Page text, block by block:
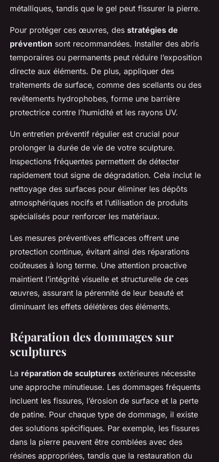
métalliques, tandis que le gel peut fissurer la pierre.
Pour protéger ces œuvres, des stratégies de
prévention sont recommandées. Installer des abris
temporaires ou permanents peut réduire l’exposition
directe aux éléments. De plus, appliquer des
traitements de surface, comme des scellants ou des
revêtements hydrophobes, forme une barrière
protectrice contre l’humidité et les rayons UV.
Un entretien préventif régulier est crucial pour
prolonger la durée de vie de votre sculpture.
Inspections fréquentes permettent de détecter
rapidement tout signe de dégradation. Cela inclut le
nettoyage des surfaces pour éliminer les dépôts
atmosphériques nocifs et l’utilisation de produits
spécialisés pour renforcer les matériaux.
Les mesures préventives efficaces offrent une
protection continue, évitant ainsi des réparations
coûteuses à long terme. Une attention proactive
maintient l’intégrité visuelle et structurelle de ces
œuvres, assurant la pérennité de leur beauté et
diminuant les effets délétères des éléments.
Réparation des dommages sur
sculptures
La réparation de sculptures extérieures nécessite
une approche minutieuse. Les dommages fréquents
incluent les fissures, l’érosion de surface et la perte
de patine. Pour chaque type de dommage, il existe
des solutions spécifiques. Par exemple, les fissures
dans la pierre peuvent être comblées avec des
résines appropriées, tandis que la restauration du